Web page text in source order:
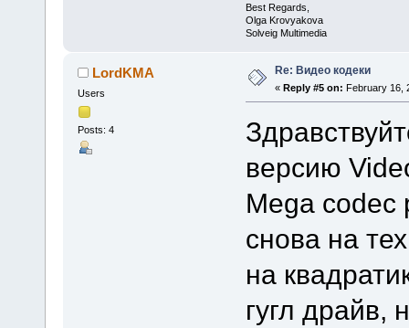
Best Regards,
Olga Krovyakova
Solveig Multimedia
LordKMA
Users
Posts: 4
Re: Видео кодеки
« Reply #5 on: February 16,
версию
Mega codec
снова на
на
гугл драйв,